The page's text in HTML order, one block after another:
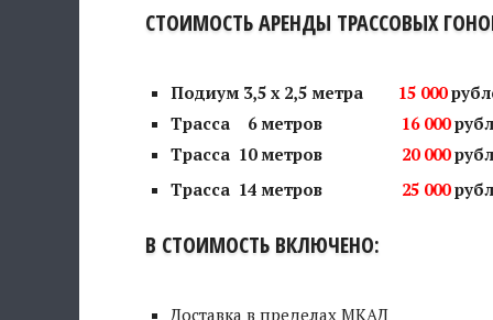
СТОИМОСТЬ АРЕНДЫ ТРАССОВЫХ
Подиум 3,5 х 2,5 метра 15 000
Трасса 6 метров
16 000
Трасса 10 метров
20 000
Трасса 14 метров 25 000
В СТОИМОСТЬ ВКЛЮЧЕНО:
Доставка в пределах МКАД